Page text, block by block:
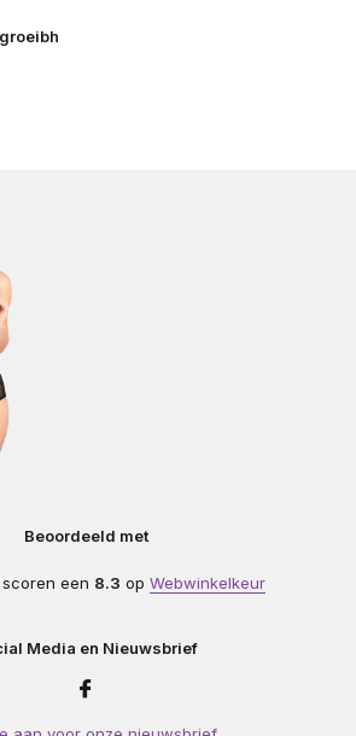
Beoordeeld met
een 8.3 op Webwinkelkeur
Media en Nieuwsbrief